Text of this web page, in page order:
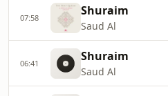
07:58 Shuraim
Saud Al
06:41 Shuraim
Saud Al